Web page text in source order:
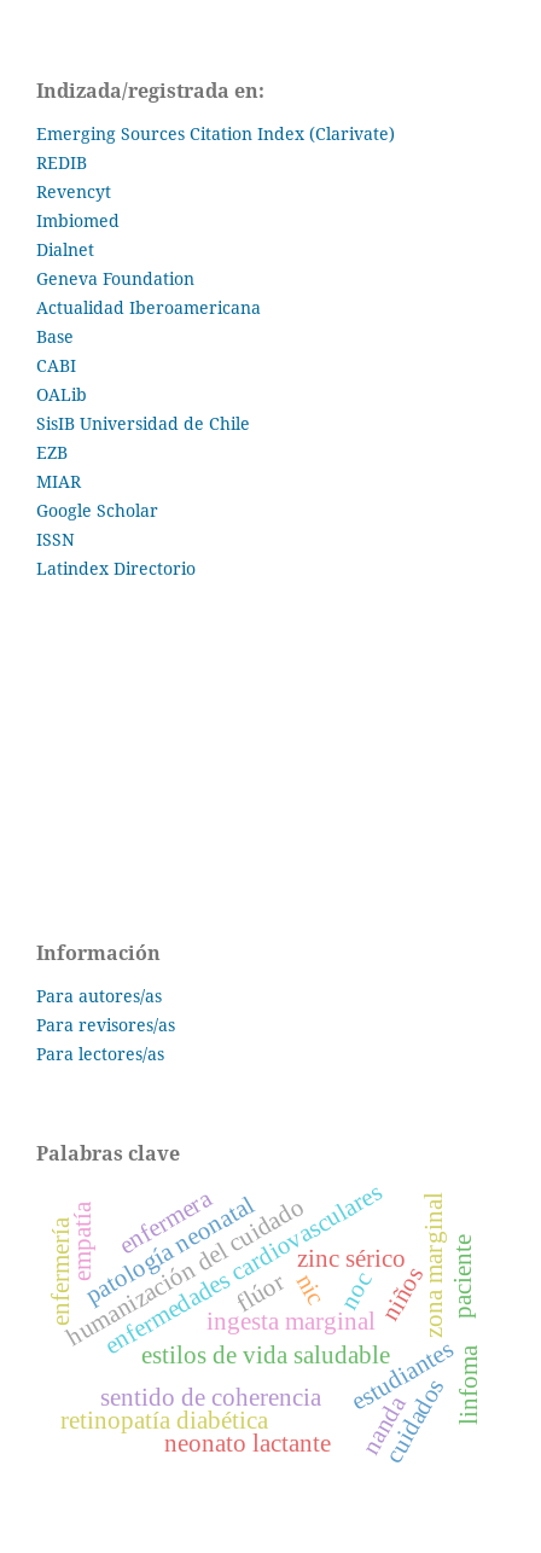
Indizada/registrada en:
Emerging Sources Citation Index (Clarivate)
REDIB
Revencyt
Imbiomed
Dialnet
Geneva Foundation
Actualidad Iberoamericana
Base
CABI
OALib
SisIB Universidad de Chile
EZB
MIAR
Google Scholar
ISSN
Latindex Directorio
Información
Para autores/as
Para revisores/as
Para lectores/as
Palabras clave
sentido de coherencia
estilos de vida saludableestudiantes
enfermedades cardiovasculares
retinopatía diabética cuidados
humanización del cuidadozinc sérico
ingesta marginal niños
linfoma
zona marginal
patología neonatal
neonato lactante
enfermeríaempatía paciente
enfermera
flúor
nanda
nic noc